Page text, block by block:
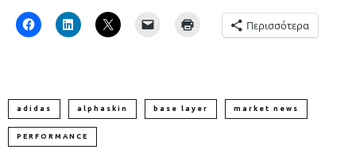
Περισσότερα
adidas alphaskin base layer market news
PERFORMANCE